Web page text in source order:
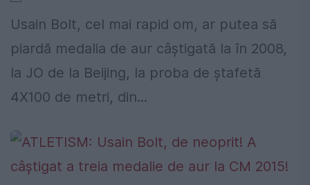
Usain Bolt, cel mai rapid om, ar putea să
piardă medalia de aur câştigată la în 2008,
la JO de la Beijing, la proba de ştafetă
4X100 de metri, din...